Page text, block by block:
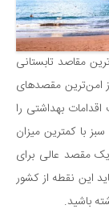
یکی از امن‌ترین مقاصد تابستانی
زمستان سال 2020 نیز یکی از امن‌ترین مقصد‌های
بهداشتی را
با کمترین میزان
مقصد عالی برای
این نقطه از کشور
باشید.